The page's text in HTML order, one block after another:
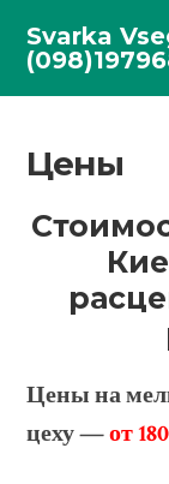
Svarka
Цены
Цены на
цеху —от